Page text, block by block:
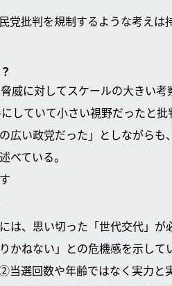
党批判を規制するような考えは
威に対してスケールの大きい
していて小さい視野だったと批
広い政党だった」としながらも
べている。
は、思い切った「世代交代」が
ねない」との危機感を示して
選回数や年齢ではなく実力と